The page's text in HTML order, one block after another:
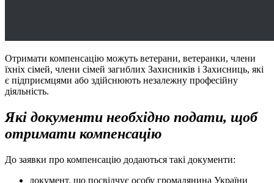
Отримати компенсацію можуть ветерани, ветеранки, члени
їхніх сімей, члени сімей загиблих Захисників і Захисниць, які
є підприємцями або здійснюють незалежну професійну
діяльність.
Які документи необхідно подати, щоб
отримати компенсацію
До заявки про компенсацію додаються такі документи:
документ, що посвідчує особу громадянина України